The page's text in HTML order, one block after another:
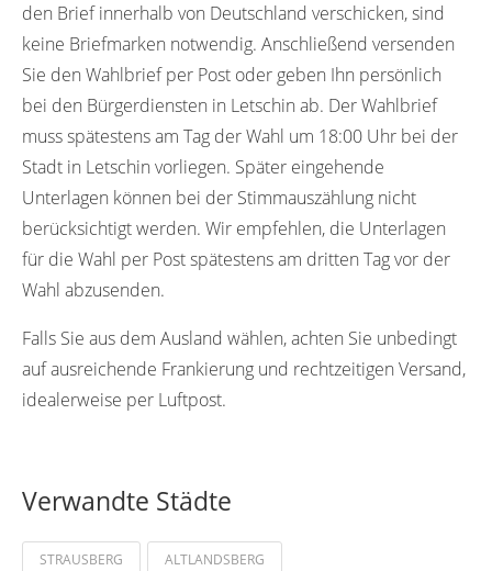
den Brief innerhalb von Deutschland verschicken, sind
keine Briefmarken notwendig. Anschließend versenden
Sie den Wahlbrief per Post oder geben Ihn persönlich
bei den Bürgerdiensten in Letschin ab. Der Wahlbrief
muss spätestens am Tag der Wahl um 18:00 Uhr bei der
Stadt in Letschin vorliegen. Später eingehende
Unterlagen können bei der Stimmauszählung nicht
berücksichtigt werden. Wir empfehlen, die Unterlagen
für die Wahl per Post spätestens am dritten Tag vor der
Wahl abzusenden.
Falls Sie aus dem Ausland wählen, achten Sie unbedingt
auf ausreichende Frankierung und rechtzeitigen Versand,
idealerweise per Luftpost.
Verwandte Städte
STRAUSBERG ALTLANDSBERG